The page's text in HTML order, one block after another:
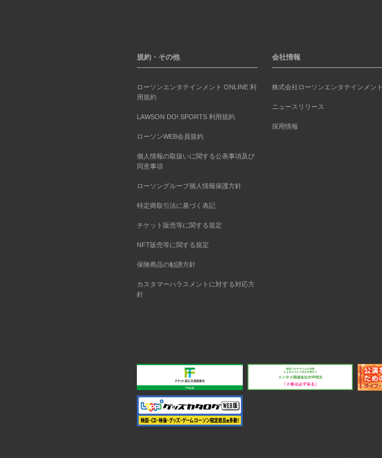
規約・その他
ローソンエンタテインメント ONLINE 利
用規約
LAWSON DO! SPORTS 利用規約
ローソンWEB会員規約
個人情報の取扱いに関する公表事項及び
同意事項
ローソングループ個人情報保護方針
特定商取引法に基づく表記
チケット販売等に関する規定
NFT販売等に関する規定
保険商品の勧誘方針
カスタマーハラスメントに対する対応方
針
会社情報
株式会社ローソンエンタテインメント
ニュースリリース
採用情報